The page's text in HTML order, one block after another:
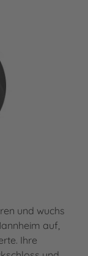
und wuchs
auf,
Ihre